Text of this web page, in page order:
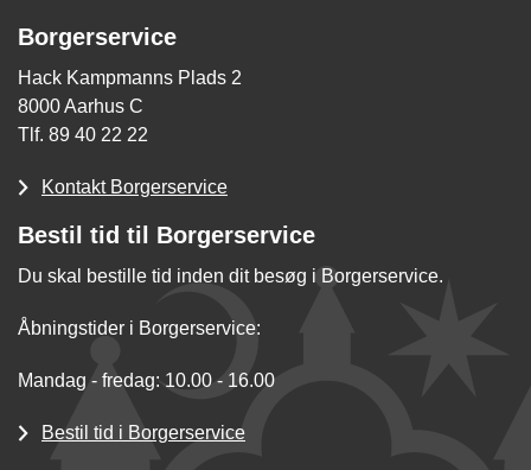
Borgerservice
Hack Kampmanns Plads 2
8000 Aarhus C
Tlf. 89 40 22 22
Kontakt Borgerservice
Bestil tid til Borgerservice
Du skal bestille tid inden dit besøg i Borgerservice.
Åbningstider i Borgerservice:
Mandag - fredag: 10.00 - 16.00
Bestil tid i Borgerservice